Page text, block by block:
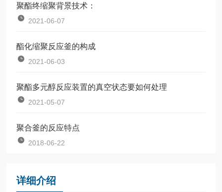
聚酯终缩聚背景技术：
2021-06-07
酯化缩聚反应釜的构成
2021-06-03
聚酯多元醇反应装置的真空状态要如何处理
2021-05-07
聚合釜的反应特点
2018-06-22
详细介绍